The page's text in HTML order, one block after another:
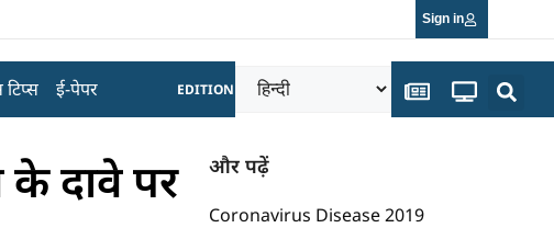
Sign in
ई-पेपर EDITION
दावे पर
और पढ़ें
Coronavirus Disease 2019